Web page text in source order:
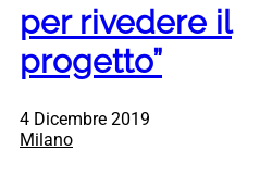
per rivedere il
progetto”
4 Dicembre 2019
Milano